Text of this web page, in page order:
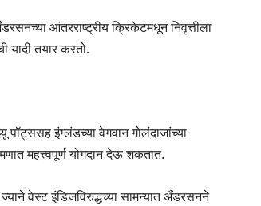
आंतरराष्ट्रीय क्रिकेटमधून निवृत्तीला
यादी तयार करतो.
इंग्लंडच्या वेगवान गोलंदाजांच्या
महत्त्वपूर्ण योगदान देऊ शकतात.
वेस्ट इंडिजविरुद्धच्या सामन्यात अँडरसनने